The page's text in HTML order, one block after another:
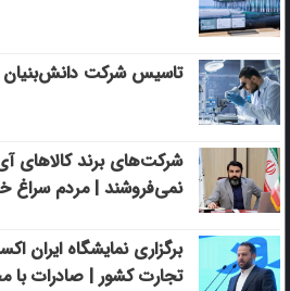
تاسیس شرکت دانش‌بنیان
شرکت‌های برند کالاهای
نمی‌فروشند | مردم سراغ
برگزاری نمایشگاه ایران
تجارت کشور | صادرات با